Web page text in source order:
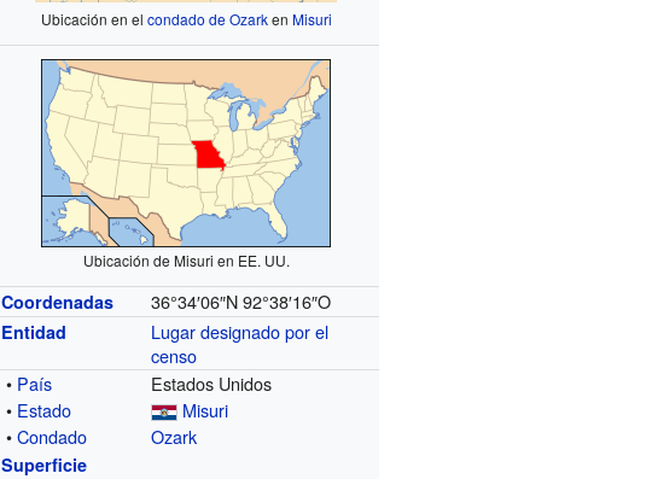
Ubicación en el condado de Ozarken Misuri
Ubicación de Misuri en EE. UU.
Coordenadas 36°34′06″N 92°38′16″O
Entidad
Lugar designado por el
censo
• País
Estados Unidos
• Estado
Misuri
•Condado Ozark
Superficie